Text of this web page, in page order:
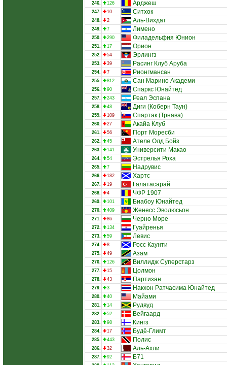
246. 126 Арджеш
247. 10 Ситхок
248. 2 Аль-Вихдат
249. 7 Лимено
250. 290 Филадельфия Юнион
251. 17 Орион
252. 54 Эрлингз
253. 39 Расинг Клуб Аруба
254. 7 Рионгмансан
255. 812 Сан Марино Академи
256. 90 Спаркс Юнайтед
257. 243 Реал Эспана
258. 48 Диги (Коберн Таун)
259. 109 Спартак (Трнава)
260. 27 Акайа Клуб
261. 56 Порт Моресби
262. 45 Ателе Олд Бойз
263. 141 Университи Макао
264. 54 Эстрелья Роха
265. 7 Надрувис
266. 182 Хартс
267. 19 Галатасарай
268. 4 ЧФР 1907
269. 101 Биабоу Юнайтед
270. 409 Женесс Эволюсьон
271. 86 Черно Море
272. 134 Гуайренья
273. 59 Левис
274. 8 Росс Каунти
275. 49 Азам
276. 126 Виллидж Суперстарз
277. 15 Цолмон
278. 43 Партизан
279. 3 Накхон Ратчасима Юнайтед
280. 40 Майами
281. 14 Рудвуд
282. 52 Вейгаард
283. 98 Кингз
284. 17 Будё-Глимт
285. 443 Полис
286. 32 Аль-Ахли
287. 92 Б71